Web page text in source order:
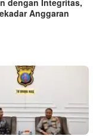
Anggaran